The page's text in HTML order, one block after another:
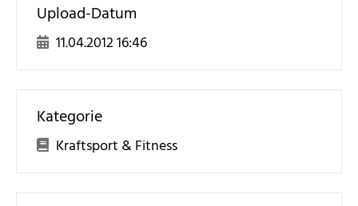
Upload-Datum
11.04.2012 16:46
Kategorie
Kraftsport & Fitness